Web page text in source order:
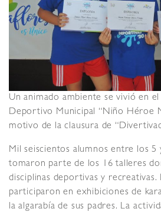
Un animado ambiente se vivió en
Deportivo Municipal “Niño Héroe
motivo de la clausura de
Mil seiscientos alumnos entre los 5
tomaron parte de los 16 talleres
disciplinas deportivas y recreativas.
participaron en exhibiciones de
la algarabía de sus padres. La